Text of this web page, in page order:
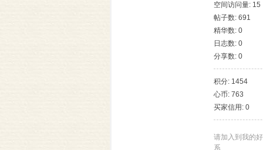
空间访问量: 15
帖子数: 691
精华数: 0
日志数: 0
分享数: 0
积分: 1454
心币: 763
买家信用: 0
请加入到我的
系